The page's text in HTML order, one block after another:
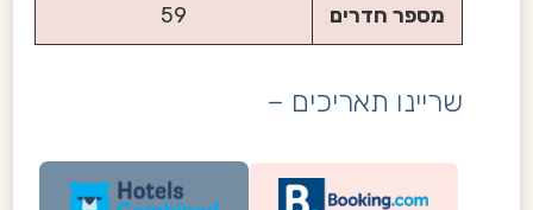
מספר חדרים 59
שריינו תאריכים –